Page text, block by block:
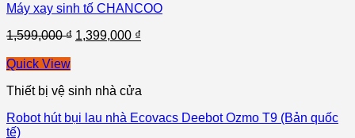
Máy xay sinh tố CHANCOO
1,599,000₫ 1,399,000 ₫
Quick View
Thiết bị vệ sinh nhà cửa
Robot hút bụi lau nhà Ecovacs Deebot Ozmo T9 (Bản quốc
tế)